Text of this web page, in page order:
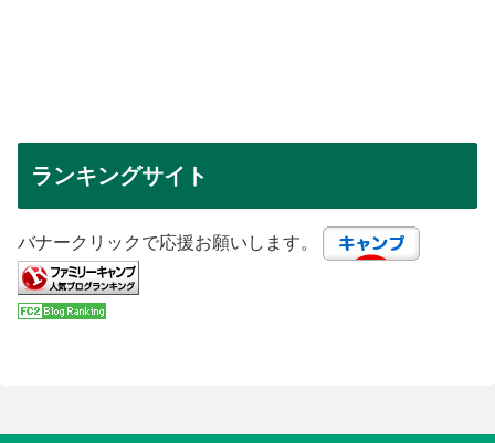
ランキングサイト
バナークリックで応援お願いします。